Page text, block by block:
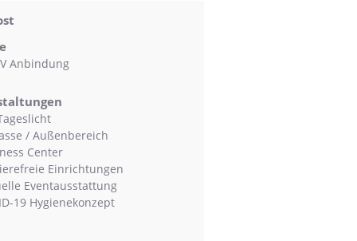
Anbindung
/ Außenbereich
Center
Einrichtungen
Eventausstattung
19 Hygienekonzept